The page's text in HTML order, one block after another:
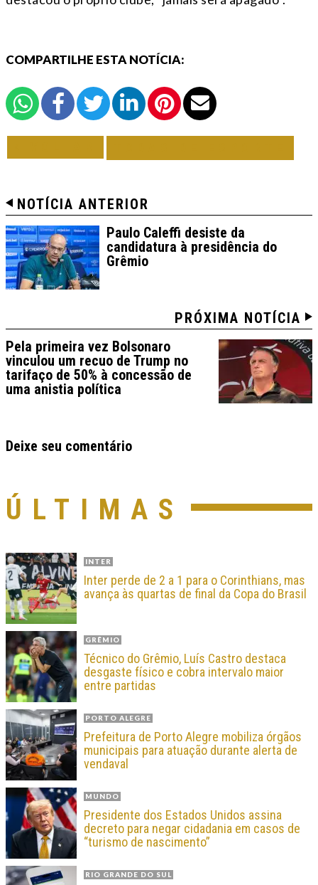
COMPARTILHE ESTA NOTÍCIA:
NOTÍCIA ANTERIOR
Paulo Caleffi desiste da
candidatura à presidência do
Grêmio
PRÓXIMA NOTÍCIA
Pela primeira vez Bolsonaro
vinculou um recuo de Trump no
tarifaço de 50% à concessão de
uma anistia política
Deixe seu comentário
ÚLTIMAS
INTER
Inter perde de 2 a 1 para o Corinthians, mas
avança às quartas de final da Copa do Brasil
GRÊMIO
Técnico do Grêmio, Luís Castro destaca
desgaste físico e cobra intervalo maior
entre partidas
PORTO ALEGRE
Prefeitura de Porto Alegre mobiliza órgãos
municipais para atuação durante alerta de
vendaval
MUNDO
Presidente dos Estados Unidos assina
decreto para negar cidadania em casos de
“turismo de nascimento”
RIO GRANDE DO SUL